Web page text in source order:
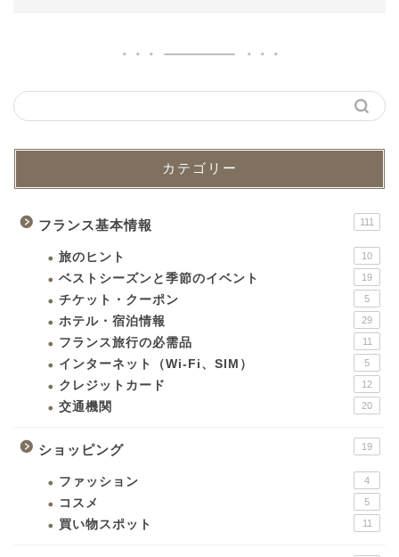
カテゴリー
フランス基本情報 111
旅のヒント 10
ベストシーズンと季節のイベント 19
チケット・クーポン 5
ホテル・宿泊情報 29
フランス旅行の必需品 11
インターネット（Wi-Fi、SIM） 5
クレジットカード 12
交通機関 20
ショッピング 19
ファッション 4
コスメ 5
買い物スポット 11